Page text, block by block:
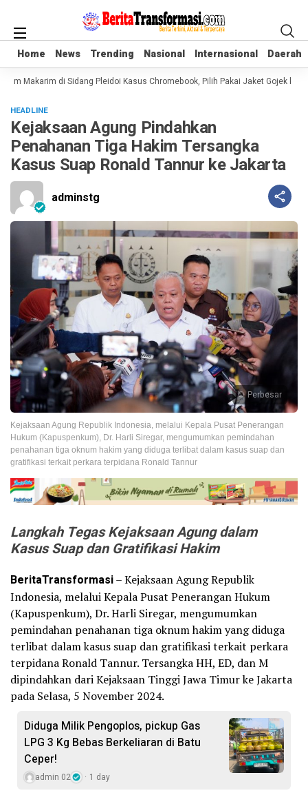
Home News Trending Nasional Internasional Daerah
Home News Trending Nasional Internasional Daerah
Makarim di Sidang Pleidoi Kasus Chromebook, Pilih Pakai Jaket Gojek
HEADLINE
Kejaksaan Agung Pindahkan
Penahanan Tiga Hakim Tersangka
Kasus Suap Ronald Tannur ke Jakarta
adminstg
Perbesar
Kejaksaan Agung Republik Indonesia, melalui Kepala Pusat Penerangan
Hukum (Kapuspenkum), Dr. Harli Siregar, mengumumkan pemindahan
penahanan tiga oknum hakim yang diduga terlibat dalam kasus suap dan
gratifikasi terkait perkara terpidana Ronald Tannur
Langkah Tegas Kejaksaan Agung dalam
Kasus Suap dan Gratifikasi Hakim
BeritaTransformasi– Kejaksaan Agung Republik
Indonesia, melalui Kepala Pusat Penerangan Hukum
(Kapuspenkum), Dr. Harli Siregar, mengumumkan
pemindahan penahanan tiga oknum hakim yang diduga
terlibat dalam kasus suap dan gratifikasi terkait perkara
terpidana Ronald Tannur. Tersangka HH, ED, dan M
dipindahkan dari Kejaksaan Tinggi Jawa Timur ke Jakarta
pada Selasa, 5 November 2024.
Diduga Milik Pengoplos, pickup Gas
LPG 3 Kg Bebas Berkeliaran di Batu
Ceper!
admin 02 1 day